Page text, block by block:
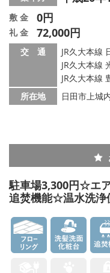
敷 金 0円
礼 金 72,000円
交 通
JR久大本線
JR久大本線
JR久大本線
所在地
日田市上城
駐車場3,300円☆エ
追焚機能☆温水洗